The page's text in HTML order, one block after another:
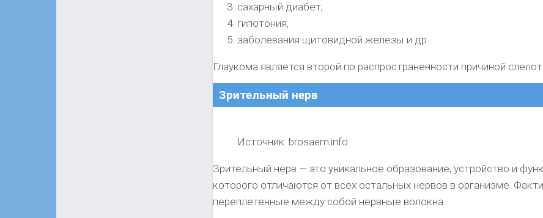
сахарный диабет,
гипотония,
заболевания щитовидной железы и др.
Глаукома является второй по распространенности причиной
Зрительный нерв
Источник: brosaem.info
Зрительный нерв — это уникальное образование, устройство и
которого отличаются от всех остальных нервов в организме.
переплетенные между собой нервные волокна.